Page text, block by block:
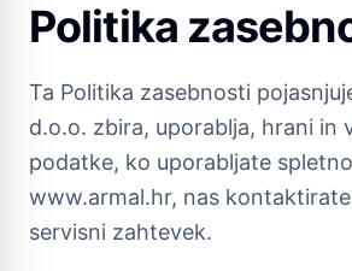
Politika
Ta Politika zasebnosti
d.o.o. zbira, uporablja, hrani in
podatke, ko uporabljate
www.armal.hr, nas
servisni zahtevek.